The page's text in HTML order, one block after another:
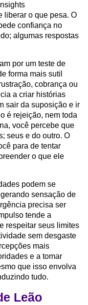
liberar o que pesa. O
confiança no
algumas respostas
por um teste de
forma mais sutil
cobrança ou
a criar histórias
sair da suposição e ir
é rejeição, nem toda
você percebe que
seus e do outro. O
para de tentar
o que ele
podem se
sensação de
precisa ser
tende a
respeitar seus limites
sem desgaste
mais
e a tomar
que isso envolva
tudo.
Leão